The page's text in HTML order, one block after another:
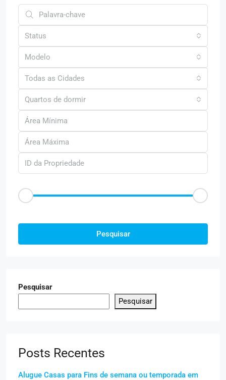
Status
Modelo
Todas as Cidades
Quartos de dormir
Pesquisar
Pesquisar
Pesquisar
Posts Recentes
Alugue Casas para Fins de semana ou temporada em